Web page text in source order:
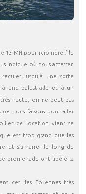
13 MN pour rejoindre l’île
indique où nous amarrer,
jusqu’à une sorte
à une balustrade et à un
haute, on ne peut pas
nous faisons pour aller
de location vient se
est trop grand que les
et s’amarrer le long de
promenade ont libéré la
ces Iles Eoliennes très